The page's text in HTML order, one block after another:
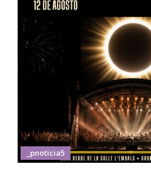
_pnoticia5